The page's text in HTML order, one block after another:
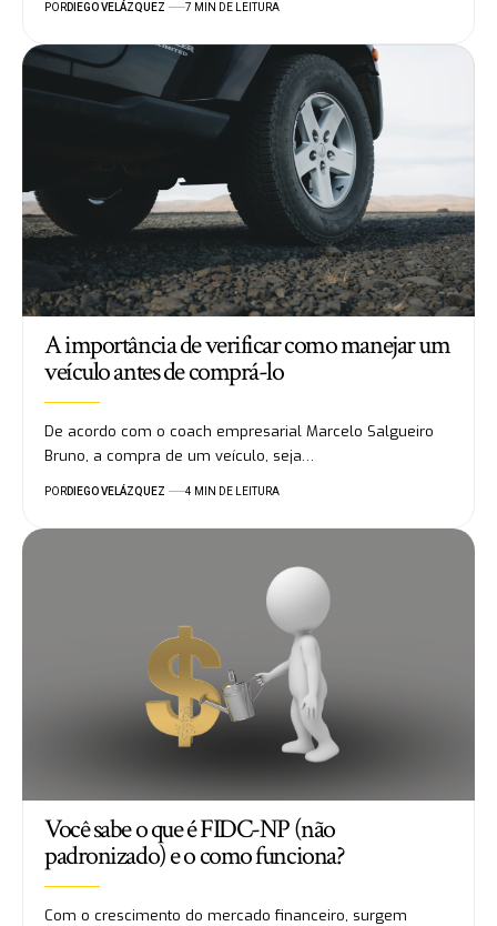
PORDIEGO VELÁZQUEZ 7 MIN DE LEITURA
A importância de verificar como manejar um
veículo antes de comprá-lo
De acordo com o coach empresarial Marcelo Salgueiro
Bruno, a compra de um veículo, seja…
PORDIEGO VELÁZQUEZ 4 MIN DE LEITURA
Você sabe o que é FIDC-NP (não
padronizado) e o como funciona?
Com o crescimento do mercado financeiro, surgem